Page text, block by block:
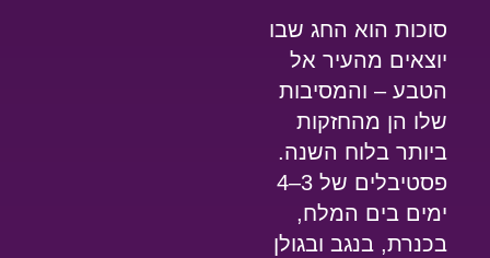
סוכות הוא החג שבו
יוצאים מהעיר אל
הטבע – והמסיבות
שלו הן מהחזקות
ביותר בלוח השנה.
פסטיבלים של 3–4
ימים בים המלח,
בכנרת, בנגב ובגולן